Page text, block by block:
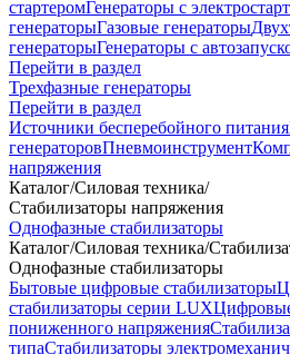
стартеромГенераторы с
генераторыГазовые генераторы
генераторыГенераторы с
Перейти в раздел
Трехфазные генераторы
Перейти в раздел
Источники бесперебойного питания
генераторовПневмоинструмент
напряжения
Каталог/Силовая техника/
Стабилизаторы напряжения
Однофазные стабилизаторы
Каталог/Силовая техника/
Однофазные стабилизаторы
Бытовые цифровые стабилизаторы
стабилизаторы серии LUX
пониженного напряжения
типаСтабилизаторы